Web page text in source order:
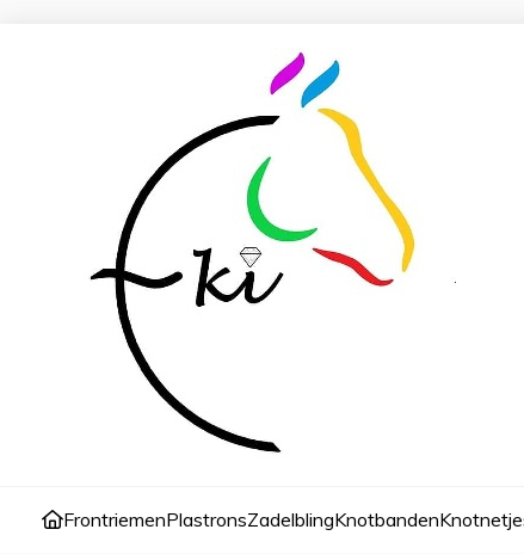
FrontriemenPlastronsZadelblingKnotbanden